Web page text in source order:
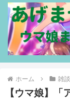
ホーム 雑談
【ウマ娘】「